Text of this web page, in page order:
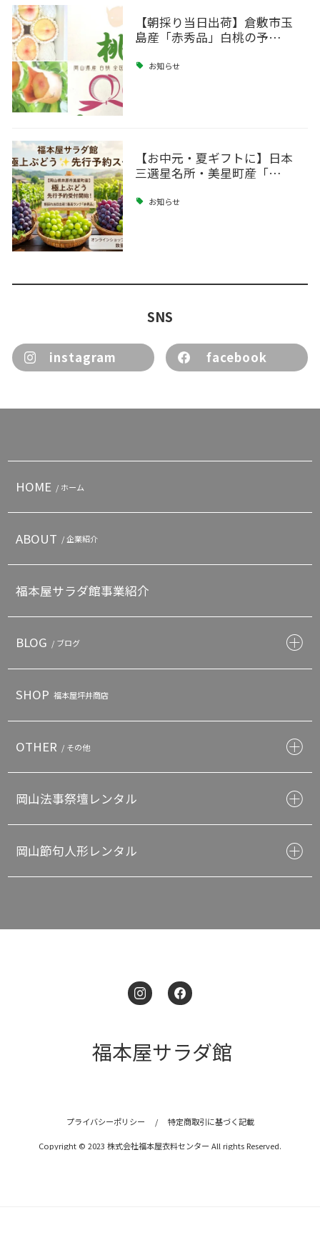
【朝採り当日出荷】倉敷市玉
島産「赤秀品」白桃の予…
お知らせ
【お中元・夏ギフトに】日本
三選星名所・美星町産「…
お知らせ
SNS
instagram facebook
HOME / ホーム
ABOUT / 企業紹介
福本屋サラダ館事業紹介
BLOG / ブログ
SHOP 福本屋坪井商店
OTHER / その他
岡山法事祭壇レンタル
岡山節句人形レンタル
福本屋サラダ館
プライバシーポリシー / 特定商取引に基づく記載
Copyright © 2023 株式会社福本屋衣料センター All rights Reserved.